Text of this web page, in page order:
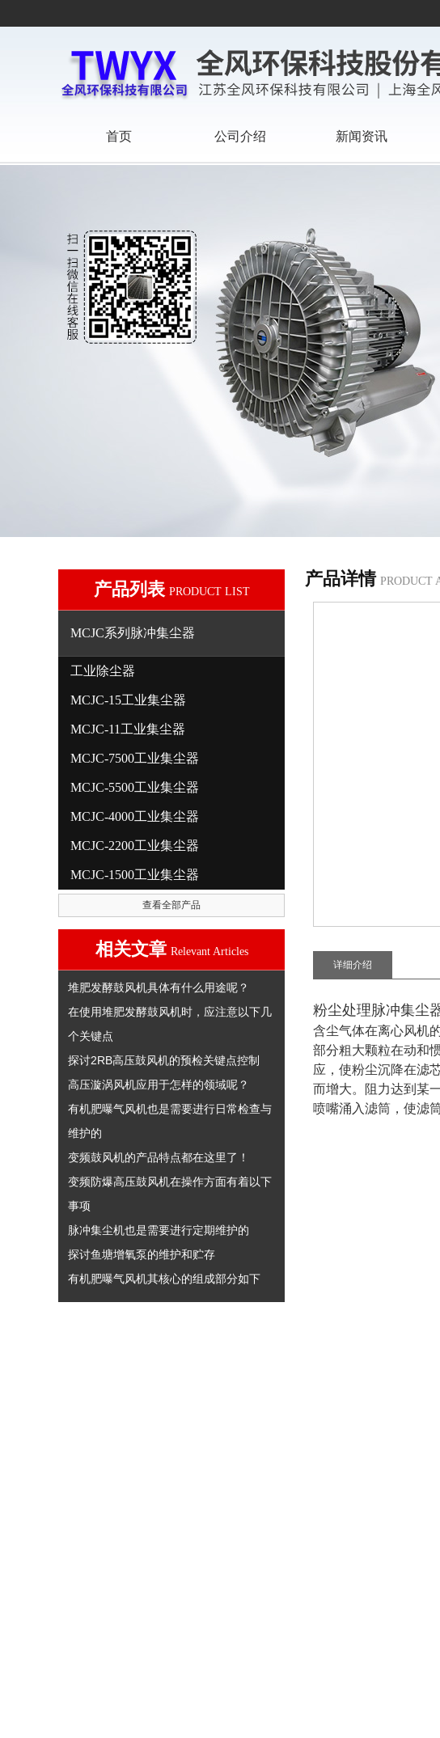
首页 公司介绍 新闻资讯
产品列表 PRODUCT LIST
MCJC系列脉冲集尘器
工业除尘器
MCJC-15工业集尘器
MCJC-11工业集尘器
MCJC-7500工业集尘器
MCJC-5500工业集尘器
MCJC-4000工业集尘器
MCJC-2200工业集尘器
MCJC-1500工业集尘器
查看全部产品
相关文章 Relevant Articles
堆肥发酵鼓风机具体有什么用途呢？
在使用堆肥发酵鼓风机时，应注意以下几
个关键点
探讨2RB高压鼓风机的预检关键点控制
高压漩涡风机应用于怎样的领域呢？
有机肥曝气风机也是需要进行日常检查与
维护的
变频鼓风机的产品特点都在这里了！
变频防爆高压鼓风机在操作方面有着以下
事项
脉冲集尘机也是需要进行定期维护的
探讨鱼塘增氧泵的维护和贮存
有机肥曝气风机其核心的组成部分如下
产品详情 PRODUCT
详细介绍
粉尘处理脉冲集尘
含尘气体在离心风机
部分粗大颗粒在动和
应，使粉尘沉降在滤
而增大。阻力达到某
喷嘴涌入滤筒，使滤